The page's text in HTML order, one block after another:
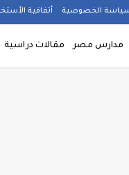
الخصوصية أتفاقية
مدارس مصر مقالات دراسية